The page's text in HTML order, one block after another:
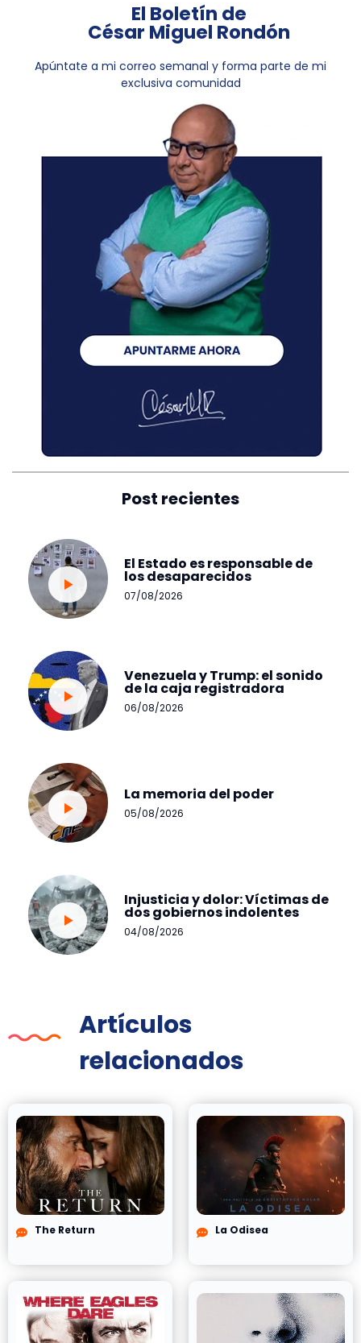
El Boletín de
César Miguel Rondón
Apúntate a mi correo semanal y forma parte de mi
exclusiva comunidad
Post recientes
El Estado es responsable de
los desaparecidos
07/08/2026
Venezuela y Trump: el sonido
de la caja registradora
06/08/2026
La memoria del poder
05/08/2026
Injusticia y dolor: Víctimas de
dos gobiernos indolentes
04/08/2026
Artículos
relacionados
The Return La Odisea